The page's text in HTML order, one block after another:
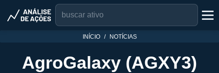
INÍCIO NOTÍCIAS
AgroGalaxy (AGXY3)